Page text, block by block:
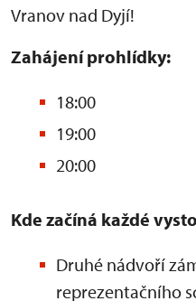
Vranov nad Dyjí!
Zahájení prohlídky:
18:00
19:00
20:00
Kde začíná každé
Druhé nádvoří
reprezentačního